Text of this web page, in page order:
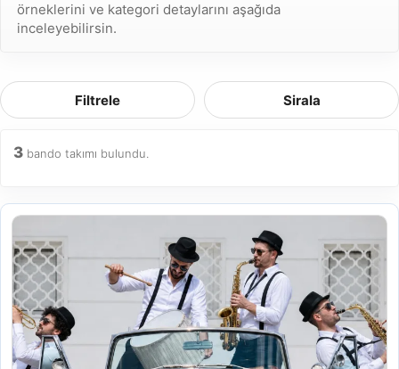
örneklerini ve kategori detaylarını aşağıda
inceleyebilirsin.
Filtrele Sirala
3 bando takımı bulundu.